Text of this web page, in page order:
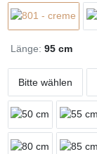
Länge: 95 cm
Bitte wählen